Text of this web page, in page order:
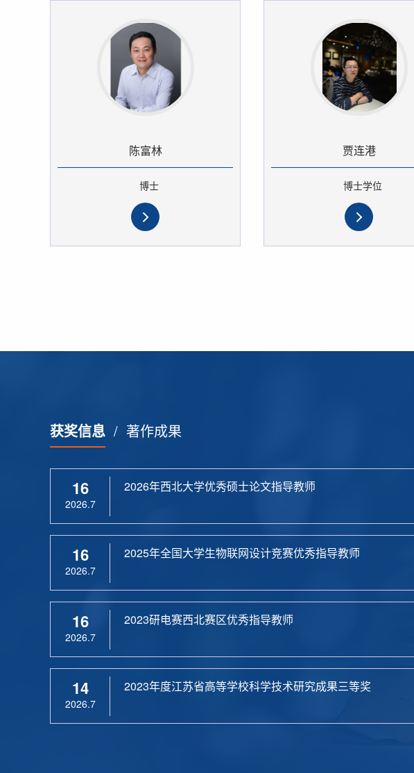
陈富林
博士
贾连港
博士学位
获奖信息 / 著作成果
16
2026.7
2026年西北大学优秀硕士论文指导教师
16
2026.7
2025年全国大学生物联网设计竞赛优秀指导教师
16
2026.7
2023研电赛西北赛区优秀指导教师
14
2026.7
2023年度江苏省高等学校科学技术研究成果三等奖